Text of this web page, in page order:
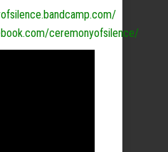
ceremonyofsilence/